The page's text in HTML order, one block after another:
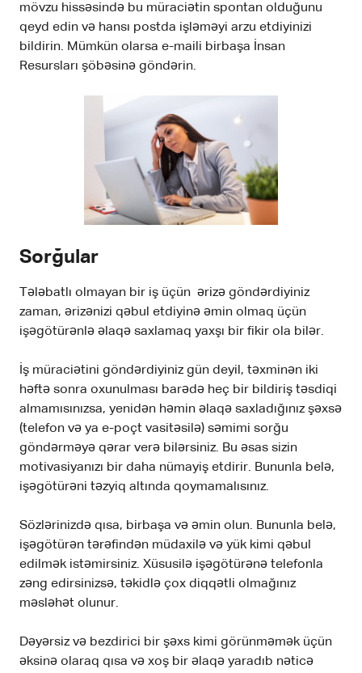
mövzu hissəsində bu müraciətin spontan olduğunu
qeyd edin və hansı postda işləməyi arzu etdiyinizi
bildirin. Mümkün olarsa e-maili birbaşa İnsan
Resursları şöbəsinə göndərin.
Sorğular
Tələbatlı olmayan bir iş üçün ərizə göndərdiyiniz
zaman, ərizənizi qəbul etdiyinə əmin olmaq üçün
işəgötürənlə əlaqə saxlamaq yaxşı bir fikir ola bilər.
İş müraciətini göndərdiyiniz gün deyil, təxminən iki
həftə sonra oxunulması barədə heç bir bildiriş təsdiqi
almamısınızsa, yenidən həmin əlaqə saxladığınız şəxsə
(telefon və ya e-poçt vasitəsilə) səmimi sorğu
göndərməyə qərar verə bilərsiniz. Bu əsas sizin
motivasiyanızı bir daha nümayiş etdirir. Bununla belə,
işəgötürəni təzyiq altında qoymamalısınız.
Sözlərinizdə qısa, birbaşa və əmin olun. Bununla belə,
işəgötürən tərəfindən müdaxilə və yük kimi qəbul
edilmək istəmirsiniz. Xüsusilə işəgötürənə telefonla
zəng edirsinizsə, təkidlə çox diqqətli olmağınız
məsləhət olunur.
Dəyərsiz və bezdirici bir şəxs kimi görünməmək üçün
əksinə olaraq qısa və xoş bir əlaqə yaradıb nəticə